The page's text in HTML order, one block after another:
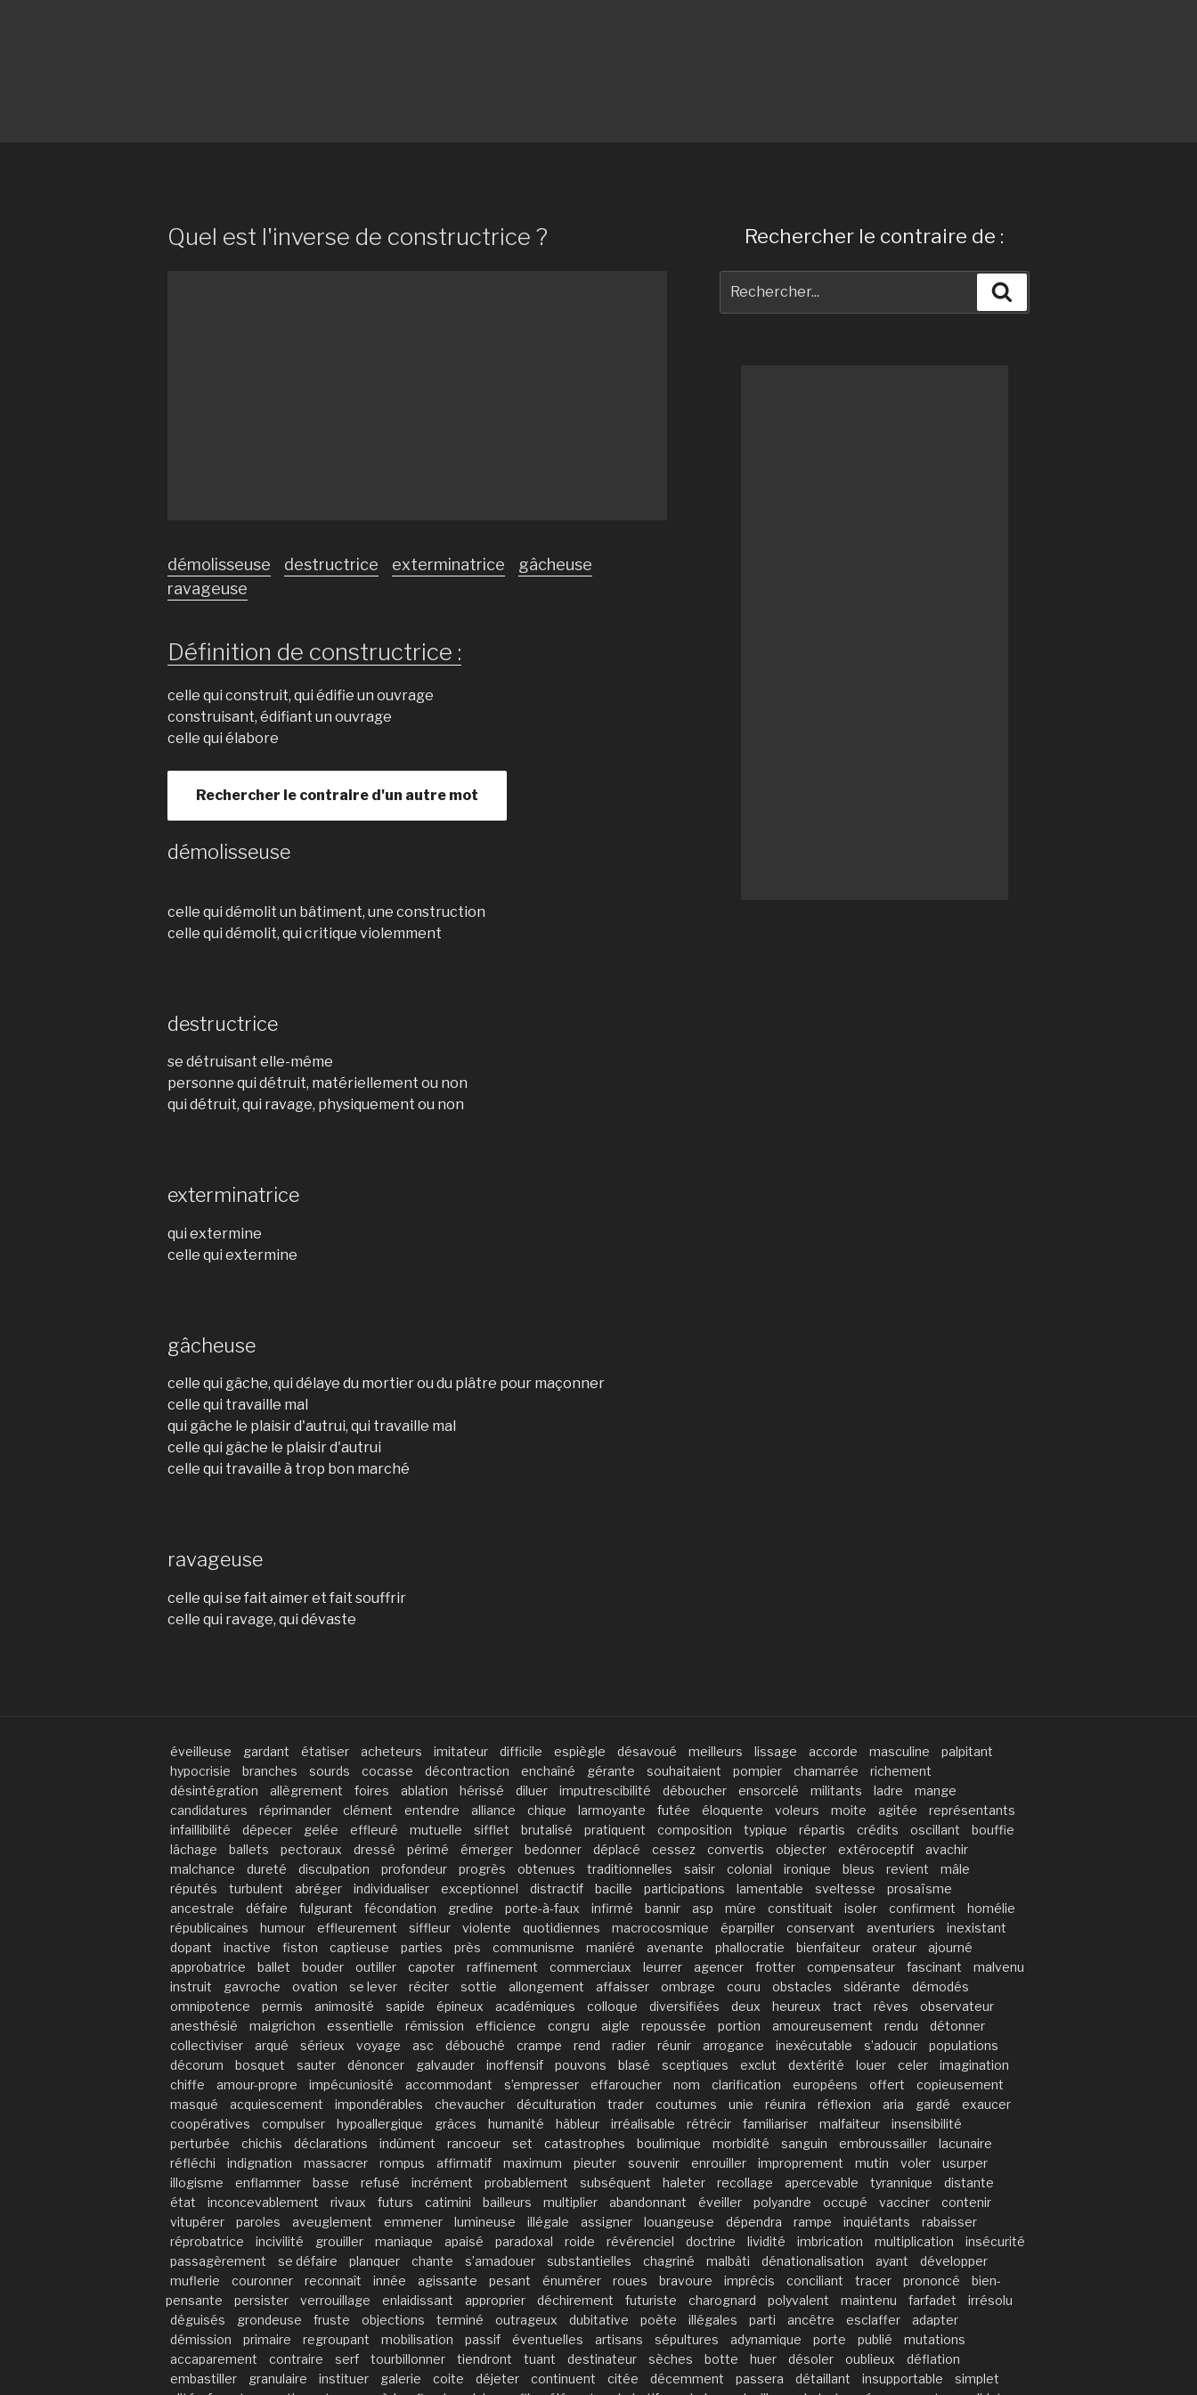
Quel est l'inverse de constructrice ?
démolisseuse destructrice exterminatrice
gâcheuse
ravageuse
Définition de constructrice :
celle qui construit, qui édifie un ouvrage
construisant, édifiant un ouvrage
celle qui élabore
Rechercher le contraire d'un autre mot
démolisseuse
celle qui démolit un bâtiment, une construction
celle qui démolit, qui critique violemment
destructrice
se détruisant elle-même
personne qui détruit, matériellement ou non
qui détruit, qui ravage, physiquement ou non
exterminatrice
qui extermine
celle qui extermine
gâcheuse
celle qui gâche, qui délaye du mortier ou du plâtre pour maçonner
celle qui travaille mal
qui gâche le plaisir d'autrui, qui travaille mal
celle qui gâche le plaisir d'autrui
celle qui travaille à trop bon marché
ravageuse
celle qui se fait aimer et fait souffrir
celle qui ravage, qui dévaste
Rechercher le contraire de :
pour
éveilleuse gardant étatiser acheteurs imitateur difficile espiègle désavoué meilleurs lissage accorde masculine
palpitant
hypocrisie
branches sourds cocasse décontraction enchaîné gérante souhaitaient pompier chamarrée
richement
désintégration
allègrement foires ablation hérissé diluer imputrescibilité déboucher ensorcelé militants ladre
mange
candidatures
réprimander clément entendre alliance chique larmoyante futée éloquente voleurs moite agitée
représentants
infaillibilité
dépecer gelée effleuré mutuelle sifflet brutalisé pratiquent composition typique répartis crédits oscillant
bouffie
lâchage
ballets pectoraux dressé périmé émerger bedonner déplacé cessez convertis objecter extéroceptif
avachir
malchance
dureté disculpation profondeur progrès obtenues traditionnelles saisir colonial ironique bleus revient
mâle
réputés
turbulent abréger individualiser exceptionnel distractif bacille participations lamentable sveltesse
prosaïsme
ancestrale
défaire fulgurant fécondation gredine porte-à-faux infirmé bannir asp mûre constituait isoler confirment
homélie
républicaines
humour effleurement siffleur violente quotidiennes macrocosmique éparpiller conservant aventuriers
inexistant
dopant
inactive fiston captieuse parties près communisme maniéré avenante phallocratie bienfaiteur orateur
ajourné
approbatrice
ballet bouder outiller capoter raffinement commerciaux leurrer agencer frotter compensateur fascinant
malvenu
instruit
gavroche ovation se lever réciter sottie allongement affaisser ombrage couru obstacles sidérante
démodés
omnipotence
permis animosité sapide épineux académiques colloque diversifiées deux heureux tract rêves
observateur
anesthésié
maigrichon essentielle rémission efficience congru aigle repoussée portion amoureusement rendu
détonner
collectiviser
arqué sérieux voyage asc débouché crampe rend radier réunir arrogance inexécutable s’adoucir
populations
décorum
bosquet sauter dénoncer galvauder inoffensif pouvons blasé sceptiques exclut dextérité louer celer
imagination
chiffe
amour-propre impécuniosité accommodant s’empresser effaroucher nom clarification européens offert
copieusement
masqué
acquiescement impondérables chevaucher déculturation trader coutumes unie réunira réflexion aria gardé
exaucer
coopératives
compulser hypoallergique grâces humanité hâbleur irréalisable rétrécir familiariser malfaiteur
insensibilité
perturbée
chichis déclarations indûment rancoeur set catastrophes boulimique morbidité sanguin embroussailler
lacunaire
réfléchi
indignation massacrer rompus affirmatif maximum pieuter souvenir enrouiller improprement mutin voler
usurper
illogisme
enflammer basse refusé incrément probablement subséquent haleter recollage apercevable tyrannique
distante
état
inconcevablement rivaux futurs catimini bailleurs multiplier abandonnant éveiller polyandre occupé vacciner
contenir
vitupérer
paroles aveuglement emmener lumineuse illégale assigner louangeuse dépendra rampe inquiétants
rabaisser
réprobatrice
incivilité grouiller maniaque apaisé paradoxal roide révérenciel doctrine lividité imbrication multiplication
insécurité
passagèrement
se défaire planquer chante s’amadouer substantielles chagriné malbâti dénationalisation ayant
développer
muflerie
couronner reconnaît innée agissante pesant énumérer roues bravoure imprécis conciliant tracer prononcé
bien-
pensante
persister verrouillage enlaidissant approprier déchirement futuriste charognard polyvalent maintenu farfadet
irrésolu
déguisés
grondeuse fruste objections terminé outrageux dubitative poète illégales parti ancêtre esclaffer
adapter
démission
primaire regroupant mobilisation passif éventuelles artisans sépultures adynamique porte publié
mutations
accaparement
contraire serf tourbillonner tiendront tuant destinateur sèches botte huer désoler oublieux
déflation
embastiller
granulaire instituer galerie coite déjeter continuent citée décemment passera détaillant insupportable
simplet